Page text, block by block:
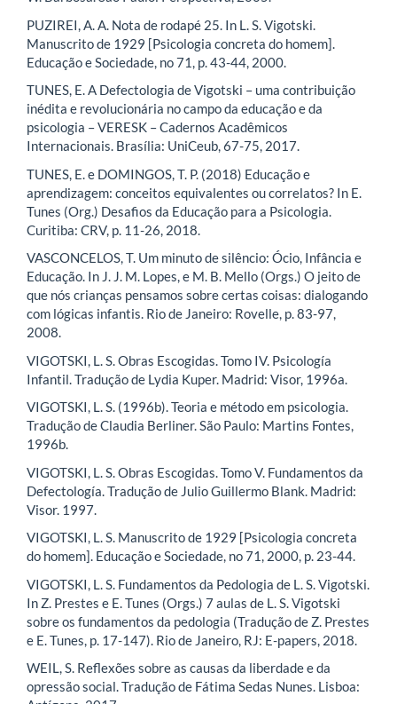
PUZIREI, A. A. Nota de rodapé 25. In L. S. Vigotski.
Manuscrito de 1929 [Psicologia concreta do homem].
Educação e Sociedade, no 71, p. 43-44, 2000.
TUNES, E. A Defectologia de Vigotski – uma contribuição
inédita e revolucionária no campo da educação e da
psicologia – VERESK – Cadernos Acadêmicos
Internacionais. Brasília: UniCeub, 67-75, 2017.
TUNES, E. e DOMINGOS, T. P. (2018) Educação e
aprendizagem: conceitos equivalentes ou correlatos? In E.
Tunes (Org.) Desafios da Educação para a Psicologia.
Curitiba: CRV, p. 11-26, 2018.
VASCONCELOS, T. Um minuto de silêncio: Ócio, Infância e
Educação. In J. J. M. Lopes, e M. B. Mello (Orgs.) O jeito de
que nós crianças pensamos sobre certas coisas: dialogando
com lógicas infantis. Rio de Janeiro: Rovelle, p. 83-97,
2008.
VIGOTSKI, L. S. Obras Escogidas. Tomo IV. Psicología
Infantil. Tradução de Lydia Kuper. Madrid: Visor, 1996a.
VIGOTSKI, L. S. (1996b). Teoria e método em psicologia.
Tradução de Claudia Berliner. São Paulo: Martins Fontes,
1996b.
VIGOTSKI, L. S. Obras Escogidas. Tomo V. Fundamentos da
Defectología. Tradução de Julio Guillermo Blank. Madrid:
Visor. 1997.
VIGOTSKI, L. S. Manuscrito de 1929 [Psicologia concreta
do homem]. Educação e Sociedade, no 71, 2000, p. 23-44.
VIGOTSKI, L. S. Fundamentos da Pedologia de L. S. Vigotski.
In Z. Prestes e E. Tunes (Orgs.) 7 aulas de L. S. Vigotski
sobre os fundamentos da pedologia (Tradução de Z. Prestes
e E. Tunes, p. 17-147). Rio de Janeiro, RJ: E-papers, 2018.
WEIL, S. Reflexões sobre as causas da liberdade e da
opressão social. Tradução de Fátima Sedas Nunes. Lisboa: